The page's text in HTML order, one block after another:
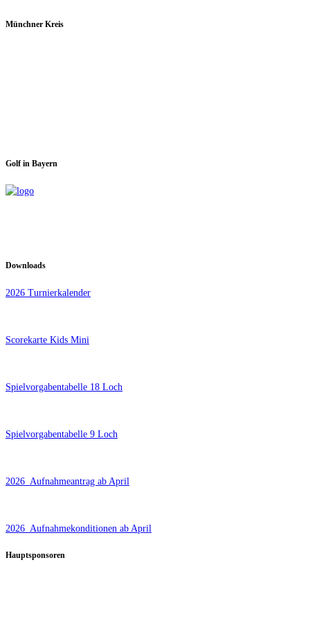
Münchner Kreis
Golf in Bayern
Downloads
2026 Turnierkalender
Scorekarte Kids Mini
Spielvorgabentabelle 18 Loch
Spielvorgabentabelle 9 Loch
2026_Aufnahmeantrag ab April
2026_Aufnahmekonditionen ab April
Hauptsponsoren